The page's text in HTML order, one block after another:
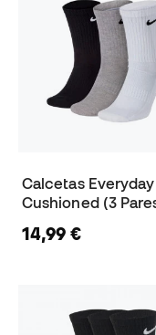
Calcetas Everyday
Cushioned (3
14,99 €